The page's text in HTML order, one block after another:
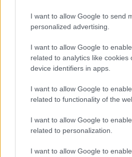
I want to allow Google to send
personalized advertising.
I want to allow Google to
related to analytics like cookies
device identifiers in apps.
I want to allow Google to
related to functionality of the
I want to allow Google to
related to personalization.
I want to allow Google to
Σωτήρος στην Οβρυά ΦΩΤΟ